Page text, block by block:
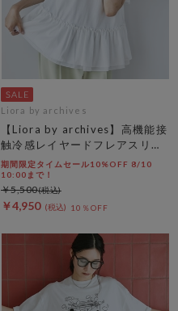
Liora by archives
【Liora by archives】高機能接
触冷感レイヤードフレアスリー
ブＴＥＥ
期間限定タイムセール10%OFF 8/10
10:00まで！
￥4,950 10％OFF
￥5,500